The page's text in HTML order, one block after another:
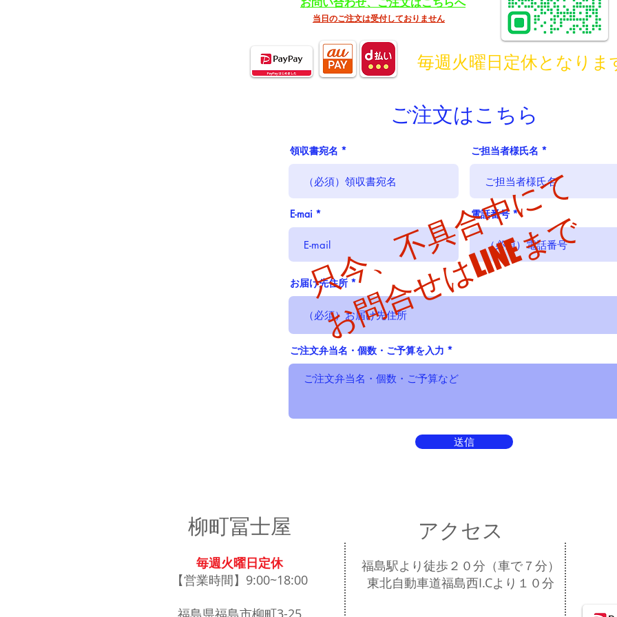
当日のご注文は受付しておりません
毎週火曜日定休となりま
​ご注文はこちら
領収書宛名 ご担当者様氏名
E-mai 電話番号
お届け先住所
只今、不具合中にて
​お問合せはLINEまで
ご注文弁当名・個数・ご予算を入力
送信
柳町冨士屋
毎週火曜日定休
【営業時間】9:00~18:00
福島県福島市柳町3-25
アクセス
福島駅より徒歩２０分（車で７分）
東北自動車道福島西I.Cより１０分